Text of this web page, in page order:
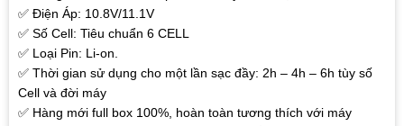
✅ Điện Áp: 10.8V/11.1V
✅ Số Cell: Tiêu chuẩn 6 CELL
✅ Loại Pin: Li-on.
✅ Thời gian sử dụng cho một lần sạc đầy: 2h – 4h – 6h tùy số
Cell và đời máy
✅ Hàng mới full box 100%, hoàn toàn tương thích với máy